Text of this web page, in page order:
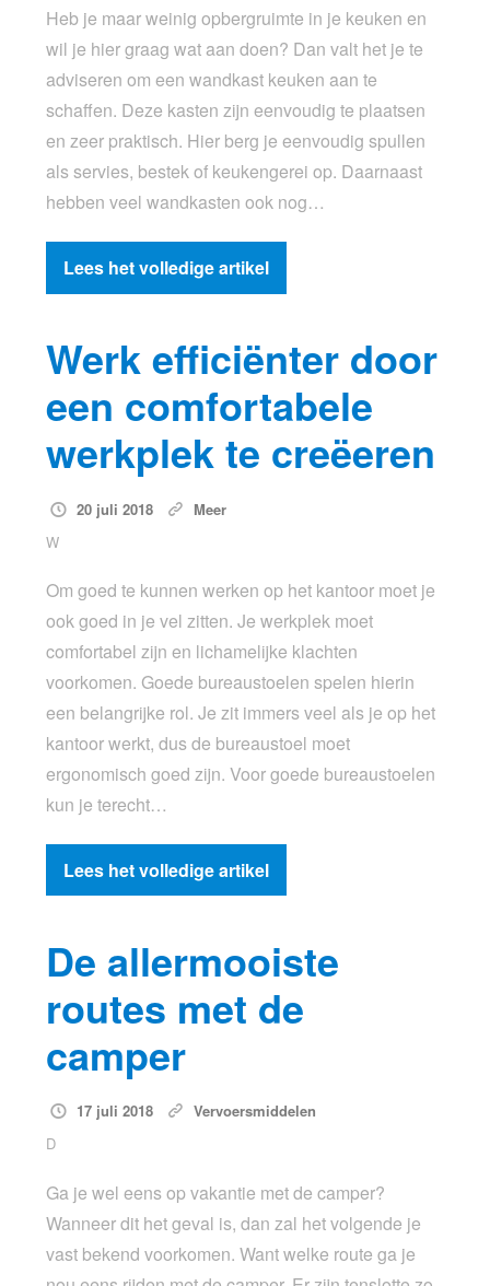
Heb je maar weinig opbergruimte in je keuken en
wil je hier graag wat aan doen? Dan valt het je te
adviseren om een wandkast keuken aan te
schaffen. Deze kasten zijn eenvoudig te plaatsen
en zeer praktisch. Hier berg je eenvoudig spullen
als servies, bestek of keukengerei op. Daarnaast
hebben veel wandkasten ook nog…
Lees het volledige artikel
Werk efficiënter door
een comfortabele
werkplek te creëeren
20 juli 2018
Meer
W
Om goed te kunnen werken op het kantoor moet je
ook goed in je vel zitten. Je werkplek moet
comfortabel zijn en lichamelijke klachten
voorkomen. Goede bureaustoelen spelen hierin
een belangrijke rol. Je zit immers veel als je op het
kantoor werkt, dus de bureaustoel moet
ergonomisch goed zijn. Voor goede bureaustoelen
kun je terecht…
Lees het volledige artikel
De allermooiste
routes met de
camper
17 juli 2018
Vervoersmiddelen
D
Ga je wel eens op vakantie met de camper?
Wanneer dit het geval is, dan zal het volgende je
vast bekend voorkomen. Want welke route ga je